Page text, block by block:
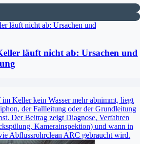
läuft nicht ab: Ursachen und
Keller kein Wasser mehr abnimmt, liegt
der Fallleitung oder der Grundleitung
Der Beitrag zeigt Diagnose, Verfahren
Kamerainspektion) und wann in
Abflussrohrclean ARC gebraucht wird.